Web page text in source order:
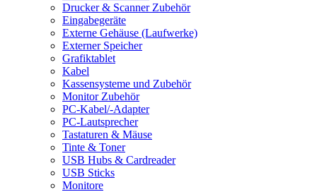
Drucker & Scanner Zubehör
Eingabegeräte
Externe Gehäuse (Laufwerke)
Externer Speicher
Grafiktablet
Kabel
Kassensysteme und Zubehör
Monitor Zubehör
PC-Kabel/-Adapter
PC-Lautsprecher
Tastaturen & Mäuse
Tinte & Toner
USB Hubs & Cardreader
USB Sticks
Monitore